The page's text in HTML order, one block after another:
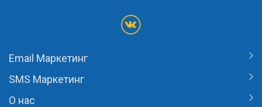
Email Маркетинг
SMS Маркетинг
О нас